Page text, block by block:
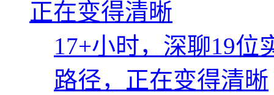
17+小时，深聊19位
路径，正在变得清晰